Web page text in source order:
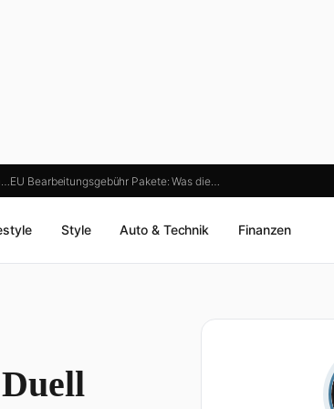
EU Bearbeitungsgebühr Pakete: Was die…
Style Auto & Technik Finanzen